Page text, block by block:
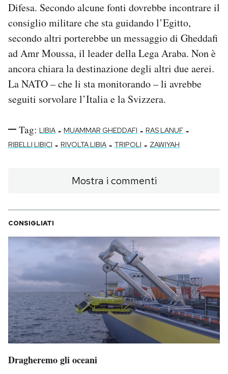
Difesa. Secondo alcune fonti dovrebbe incontrare il
consiglio militare che sta guidando l’Egitto,
secondo altri porterebbe un messaggio di Gheddafi
ad Amr Moussa, il leader della Lega Araba. Non è
ancora chiara la destinazione degli altri due aerei.
La NATO – che li sta monitorando – li avrebbe
seguiti sorvolare l’Italia e la Svizzera.
Tag: LIBIA - MUAMMAR GHEDDAFI - RAS LANUF -
RIBELLI LIBICI - RIVOLTA LIBIA - TRIPOLI - ZAWIYAH
Mostra i commenti
CONSIGLIATI
Dragheremo gli oceani